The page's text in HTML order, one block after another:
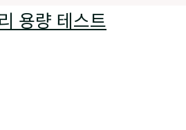
용량 테스트